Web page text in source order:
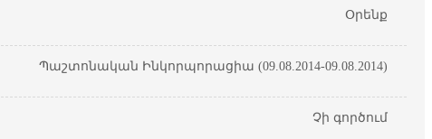
Օրենք
Պաշտոնական Ինկորպորացիա (09.08.2014-09.08.2014)
Չի գործում